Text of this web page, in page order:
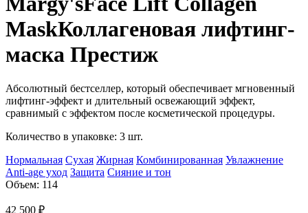
MaskКоллагеновая лифтинг-
маска Престиж
Абсолютный бестселлер, который обеспечивает мгновенный
лифтинг-эффект и длительный освежающий эффект,
сравнимый с эффектом после косметической процедуры.
Количество в упаковке: 3 шт.
Нормальная Сухая Жирная Комбинированная Увлажнение
Anti-age уход Защита Сияние и тон
Объем: 114
42 500 ₽